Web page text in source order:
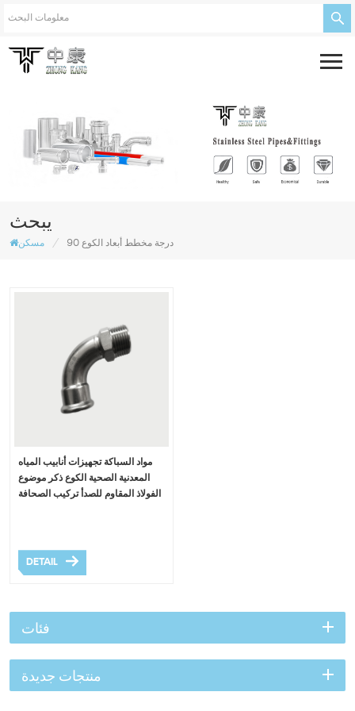
يبحث
مسكن / 90 درجة مخطط أبعاد الكوع
مواد السباكة تجهيزات أنابيب المياه
المعدنية الصحية الكوع ذكر موضوع
الفولاذ المقاوم للصدأ تركيب الصحافة
DETAIL
فئات
منتجات جديدة